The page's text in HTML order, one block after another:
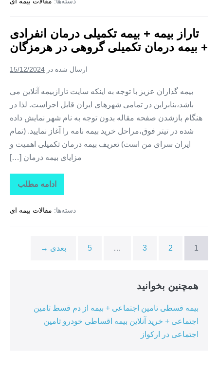
درمان
+
بیمه
درمان
تکمیلی
در
تاراز بیمه + بیمه تکمیلی درمان انفرادی
+ بیمه درمان تکمیلی گروهی در هرمزگان
ارسال شده در 15/12/2024
بیمه گذاران عزیز با توجه به اینکه سایت تارازبیمه آنلاین می
باشد،بنابراین در تمامی شهرهای ایران قابل اجراست. لذا در
هنگام بازشدن صفحه مقاله بدون توجه به نام شهر نمایش داده
شده در تیتر فوق،مراحل خرید بیمه نامه را آغاز نمایید. (تمام
ایران سرای من است) تعریف بیمه درمان تکمیلی اهمیت و
مزایای بیمه درمان […]
ادامه مطلب
تاراز
بیمه
بیمه
درمان
دسته‌ها: مقالات بیمه ای
1
2
3
…
5 بعدی →
همچنین بخوانید
بیمه قسطی تامین اجتماعی + بیمه از دم قسط تامین
اجتماعی + خرید آنلاین بیمه اقساطی خودرو تامین
اجتماعی در ارکواز